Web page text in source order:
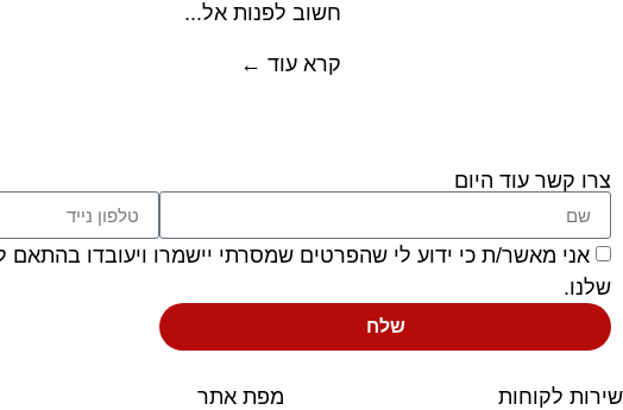
חשוב לפנות אל...
קרא עוד ←
צרו קשר עוד היום
אני מאשר/ת כי ידוע לי שהפרטים שמסרתי יישמרו ויעובדו בהתאם לחוק הגנת
שלנו.
שלח
שירות לקוחות
מפת אתר